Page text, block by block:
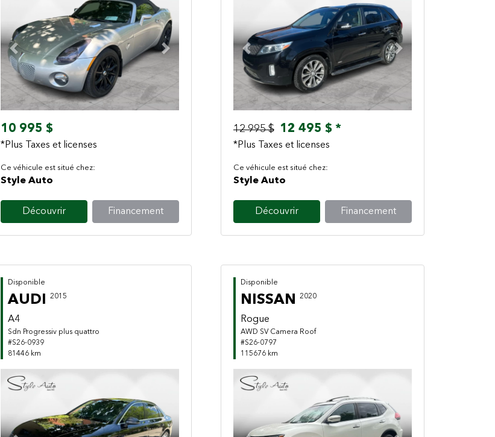
Previous Next
10 995 $
*Plus Taxes et licenses
Ce véhicule est situé chez:
Style Auto
Découvrir Financement
Previous Next
12 995 $ 12 495 $ *
*Plus Taxes et licenses
Ce véhicule est situé chez:
Style Auto
Découvrir Financement
Disponible
AUDI 2015
A4
Sdn Progressiv plus quattro
#S26-0939
81446 km
Disponible
NISSAN 2020
Rogue
AWD SV Camera Roof
#S26-0797
115676 km